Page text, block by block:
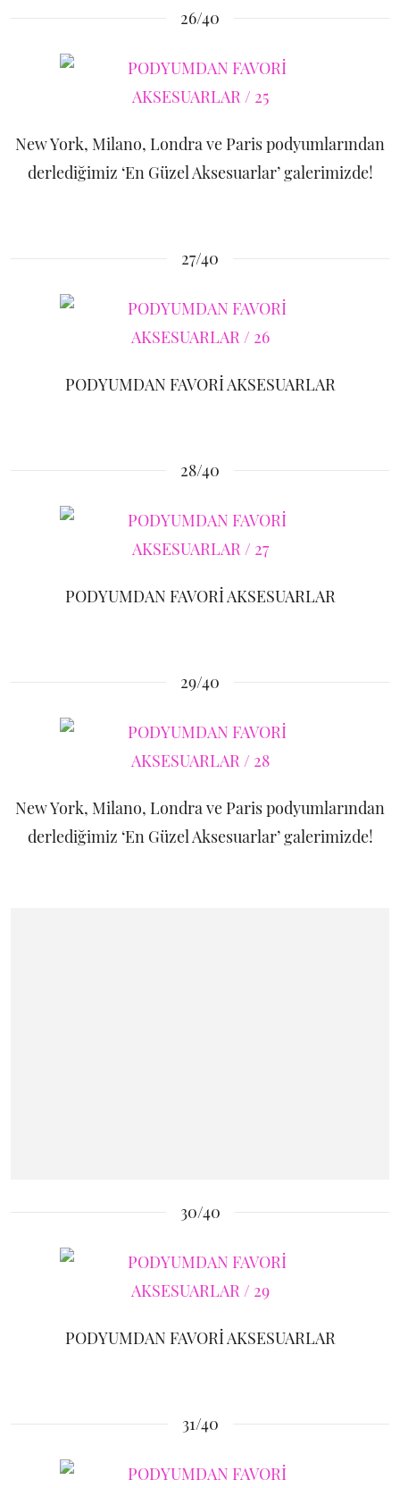
26/40
New York, Milano, Londra ve Paris podyumlarından
derlediğimiz ‘En Güzel Aksesuarlar’ galerimizde!
27/40
PODYUMDAN FAVORİ AKSESUARLAR
28/40
PODYUMDAN FAVORİ AKSESUARLAR
29/40
New York, Milano, Londra ve Paris podyumlarından
derlediğimiz ‘En Güzel Aksesuarlar’ galerimizde!
30/40
PODYUMDAN FAVORİ AKSESUARLAR
31/40